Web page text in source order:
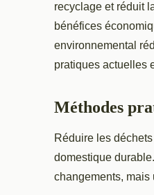
recyclage et réduit
bénéfices
environnemental
pratiques actuelles
Méthodes
Réduire les
domestique
changements, mais